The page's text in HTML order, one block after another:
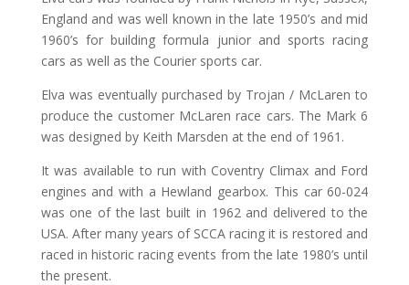
England and was well known in the late 1950’s and mid
1960’s for building formula junior and sports racing
cars as well as the Courier sports car.
Elva was eventually purchased by Trojan / McLaren to
produce the customer McLaren race cars. The Mark 6
was designed by Keith Marsden at the end of 1961.
It was available to run with Coventry Climax and Ford
engines and with a Hewland gearbox. This car 60-024
was one of the last built in 1962 and delivered to the
USA. After many years of SCCA racing it is restored and
raced in historic racing events from the late 1980’s until
the present.